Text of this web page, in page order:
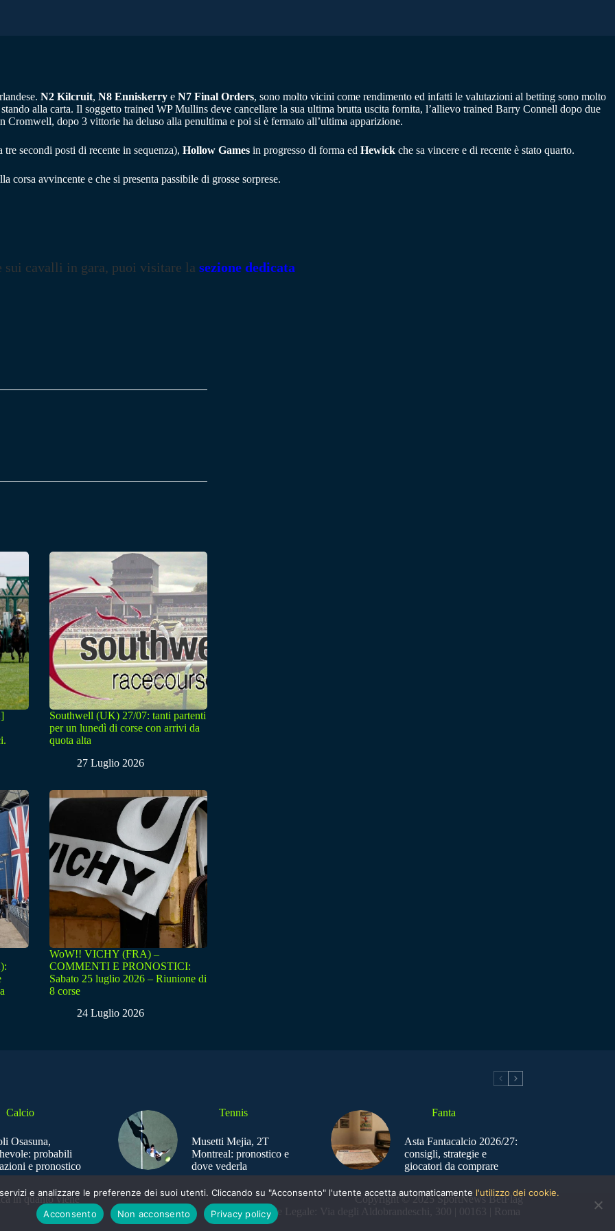
N2 Kilcruit, N8 Enniskerry e N7 Final Orders, sono molto vicini come rendimento ed infatti le valutazioni al betting sono molto
alla carta. Il soggetto trained WP Mullins deve cancellare la sua ultima brutta uscita fornita, l’allievo trained Barry Connell dopo due
dopo 3 vittorie ha deluso alla penultima e poi si è fermato all’ultima apparizione.
tre secondi posti di recente in sequenza), Hollow Games in progresso di forma ed Hewick che sa vincere e di recente è stato quarto.
corsa avvincente e che si presenta passibile di grosse sorprese.
sui cavalli in gara, puoi visitare la sezione dedicata
Southwell (UK) 27/07: tanti partenti
per un lunedì di corse con arrivi da
quota alta
27 Luglio 2026
WoW!! VICHY (FRA) –
COMMENTI E PRONOSTICI:
Sabato 25 luglio 2026 – Riunione di
8 corse
24 Luglio 2026
Calcio
Osasuna,
probabili
e pronostico
Tennis
Musetti Mejia, 2T
Montreal: pronostico e
dove vederla
Fanta
Asta Fantacalcio 2026/27:
consigli, strategie e
giocatori da comprare
in quanto viene
Copyright © 2025 SportNews BetFlag
Sede Legale: Via degli Aldobrandeschi, 300 | 00163 | Roma
e analizzare le preferenze dei suoi utenti. Cliccando su "Acconsento" l'utente accetta automaticamente l'utilizzo dei cookie.
Acconsento
Non acconsento Privacy policy